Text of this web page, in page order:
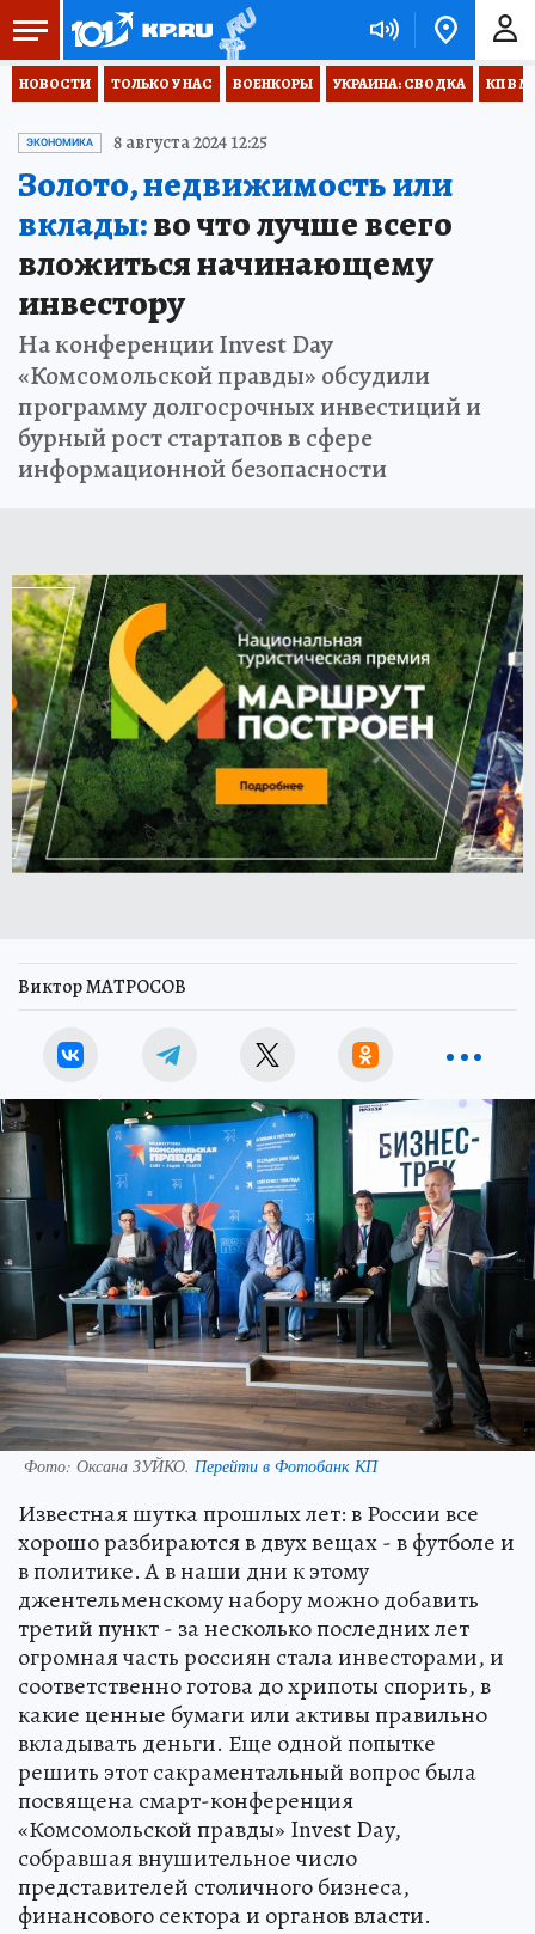
НОВОСТИ ТОЛЬКО У НАС ВОЕНКОРЫ УКРАИНА: СВОДКА КП В
ЭКОНОМИКА 8 августа 2024 12:25
Золото, недвижимость или
вклады:во что лучше всего
вложиться начинающему
инвестору
На конференции Invest Day
«Комсомольской правды» обсудили
программу долгосрочных инвестиций и
бурный рост стартапов в сфере
информационной безопасности
Виктор МАТРОСОВ
Фото: Оксана ЗУЙКО. Перейти в Фотобанк КП
Известная шутка прошлых лет: в России все
хорошо разбираются в двух вещах - в футболе и
в политике. А в наши дни к этому
джентельменскому набору можно добавить
третий пункт - за несколько последних лет
огромная часть россиян стала инвесторами, и
соответственно готова до хрипоты спорить, в
какие ценные бумаги или активы правильно
вкладывать деньги. Еще одной попытке
решить этот сакраментальный вопрос была
посвящена смарт-конференция
«Комсомольской правды» Invest Day,
собравшая внушительное число
представителей столичного бизнеса,
финансового сектора и органов власти.